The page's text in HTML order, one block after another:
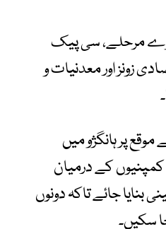
مرحلے، سی پیک
زونز اور معدنیات و
پر ہانگژو میں
کمپنیوں کے درمیان
بنایا جائے تاکہ دونوں
سکیں۔